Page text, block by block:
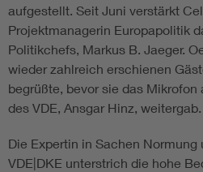
aufgestellt. Seit Juni verstärkt
Projektmanagerin Europapolitik
Politikchefs, Markus B. Jaeger.
wieder zahlreich erschienen
begrüßte, bevor sie das Mikrofon
des VDE, Ansgar Hinz, weitergab.
Die Expertin in Sachen
VDE|DKE unterstrich die hohe